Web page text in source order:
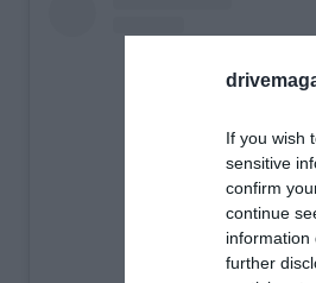
If you wish
sensitive
confirm
continue
information
further